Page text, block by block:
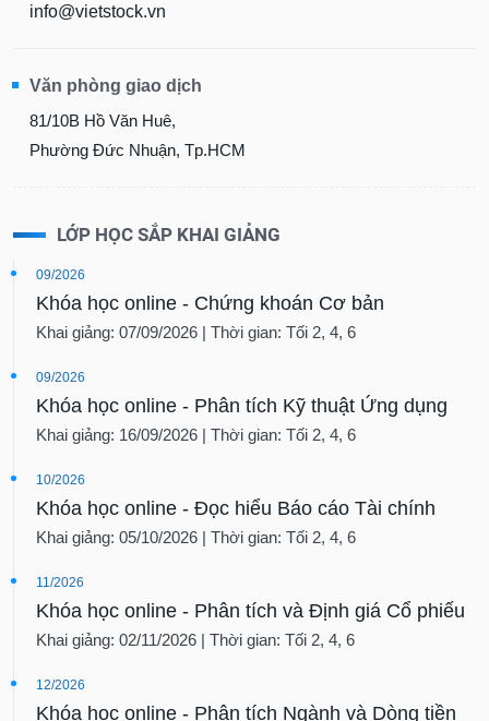
info@vietstock.vn
Văn phòng giao dịch
81/10B Hồ Văn Huê,
Phường Đức Nhuận, Tp.HCM
LỚP HỌC SẮP KHAI GIẢNG
09/2026
Khóa học online - Chứng khoán Cơ bản
Khai giảng: 07/09/2026 | Thời gian: Tối 2, 4, 6
09/2026
Khóa học online - Phân tích Kỹ thuật Ứng dụng
Khai giảng: 16/09/2026 | Thời gian: Tối 2, 4, 6
10/2026
Khóa học online - Đọc hiểu Báo cáo Tài chính
Khai giảng: 05/10/2026 | Thời gian: Tối 2, 4, 6
11/2026
Khóa học online - Phân tích và Định giá Cổ phiếu
Khai giảng: 02/11/2026 | Thời gian: Tối 2, 4, 6
12/2026
Khóa học online - Phân tích Ngành và Dòng tiền